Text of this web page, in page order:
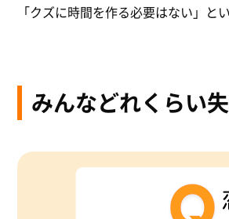
「クズに時間を作る必要はない」と
みんなどれくらい